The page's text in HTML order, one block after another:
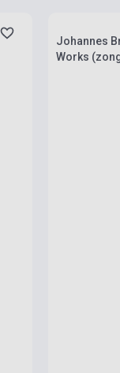
Johannes
Works